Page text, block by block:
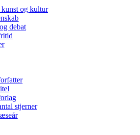
og kultur
debat
stjerner